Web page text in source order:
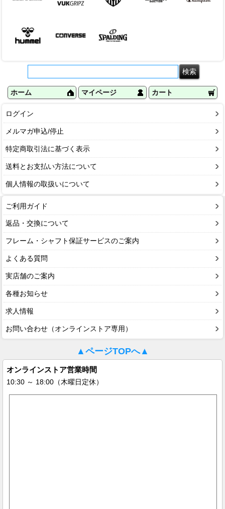
ホーム マイページ カート
ログイン
メルマガ申込/停止
特定商取引法に基づく表示
送料とお支払い方法について
個人情報の取扱いについて
ご利用ガイド
返品・交換について
フレーム・シャフト保証サービスのご案内
よくある質問
実店舗のご案内
各種お知らせ
求人情報
お問い合わせ（オンラインストア専用）
▲ページTOPへ▲
オンラインストア営業時間
10:30 ～ 18:00（木曜日定休）